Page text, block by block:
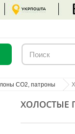
CO2, патроны
ХОЛОСТЫЕ